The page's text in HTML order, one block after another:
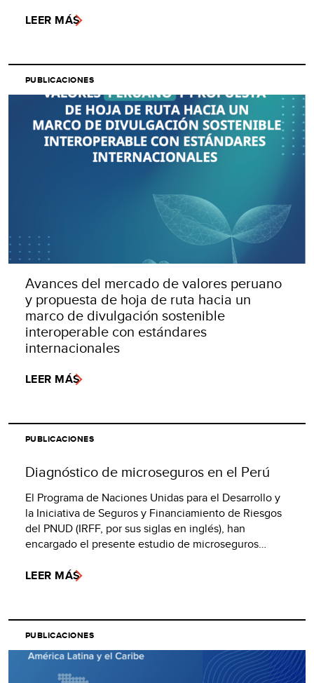
LEER MÁS
PUBLICACIONES
Avances del mercado de valores peruano
y propuesta de hoja de ruta hacia un
marco de divulgación sostenible
interoperable con estándares
internacionales
LEER MÁS
PUBLICACIONES
Diagnóstico de microseguros en el Perú
El Programa de Naciones Unidas para el Desarrollo y
la Iniciativa de Seguros y Financiamiento de Riesgos
del PNUD (IRFF, por sus siglas en inglés), han
encargado el presente estudio de microseguros…
LEER MÁS
PUBLICACIONES